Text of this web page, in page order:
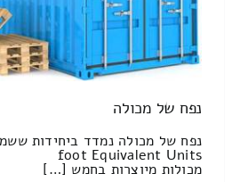
נפח של מכולה
foot Equivalent Units
מכולות מיוצרות בחמש […]